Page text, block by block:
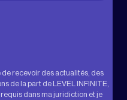
de recevoir des actualités, des
de la part de LEVEL INFINITE,
requis dans ma juridiction et je